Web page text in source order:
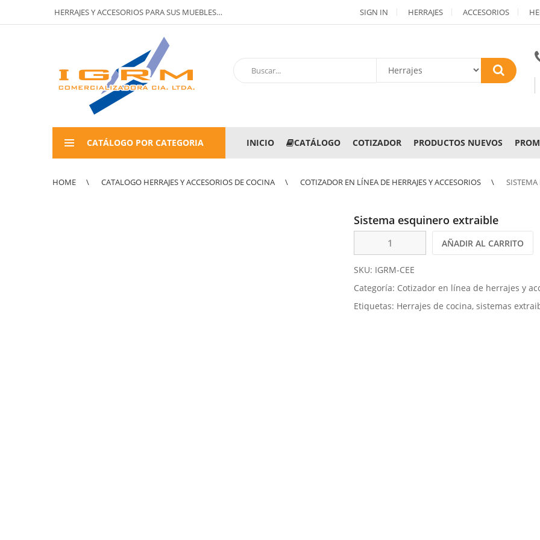
HERRAJES Y ACCESORIOS PARA SUS MUEBLES… SIGN IN HERRAJES ACCESORIOS
CATÁLOGO POR CATEGORIA INICIO CATÁLOGO COTIZADOR PRODUCTOS NUEVOS
HOME CATALOGO HERRAJES Y ACCESORIOS DE COCINA COTIZADOR EN LÍNEA DE HERRAJES Y ACCESORIOS SISTEMA
Sistema esquinero extraible
AÑADIR AL CARRITO
SKU: IGRM-CEE
Categoría: Cotizador en línea de herrajes y
Etiquetas: Herrajes de cocina, sistemas